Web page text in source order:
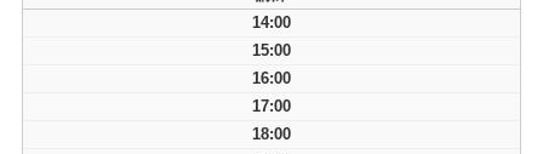
14:00
15:00
16:00
17:00
18:00